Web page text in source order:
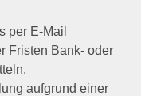
per E-Mail
Fristen Bank- oder
aufgrund einer